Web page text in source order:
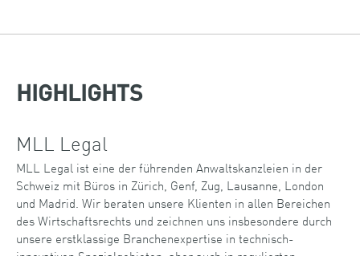
HIGHLIGHTS
MLL Legal
MLL Legal ist eine der führenden Anwaltskanzleien in der
Schweiz mit Büros in Zürich, Genf, Zug, Lausanne, London
und Madrid. Wir beraten unsere Klienten in allen Bereichen
des Wirtschaftsrechts und zeichnen uns insbesondere durch
unsere erstklassige Branchenexpertise in technisch-